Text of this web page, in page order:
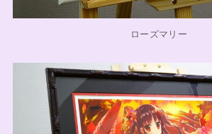
ローズマリー